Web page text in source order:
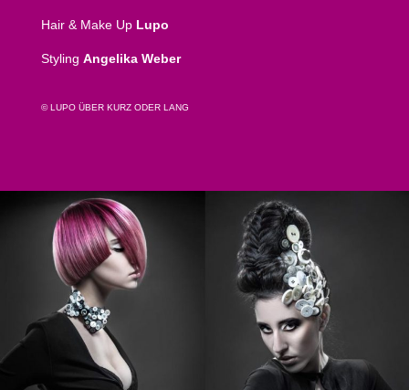
Hair & Make Up Lupo
Styling Angelika Weber
© LUPO ÜBER KURZ ODER LANG